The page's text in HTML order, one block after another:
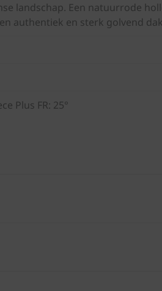
landschap. Een natuurrode
authentiek en sterk golvend
Plus FR: 25°